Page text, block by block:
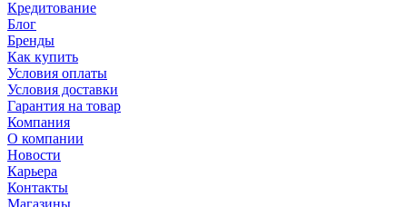
Кредитование
Блог
Бренды
Как купить
Условия оплаты
Условия доставки
Гарантия на товар
Компания
О компании
Новости
Карьера
Контакты
Магазины